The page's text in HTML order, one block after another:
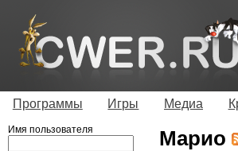
Программы Игры Медиа
Марио
Имя пользователя